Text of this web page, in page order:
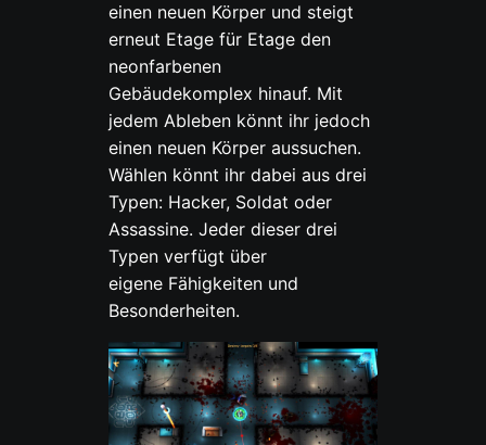
einen neuen Körper und steigt
erneut Etage für Etage den
neonfarbenen
Gebäudekomplex hinauf. Mit
jedem Ableben könnt ihr jedoch
einen neuen Körper aussuchen.
Wählen könnt ihr dabei aus drei
Typen: Hacker, Soldat oder
Assassine. Jeder dieser drei
Typen verfügt über
eigene Fähigkeiten und
Besonderheiten.